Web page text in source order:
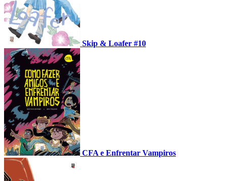
Skip & Loafer #10
CFA e Enfrentar Vampiros